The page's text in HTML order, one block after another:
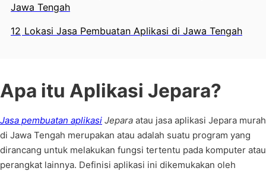
Jawa Tengah
12 Lokasi Jasa Pembuatan Aplikasi di Jawa Tengah
Apa itu Aplikasi Jepara?
Jasa pembuatan aplikasi Jepara atau jasa aplikasi Jepara murah
di Jawa Tengah merupakan atau adalah suatu program yang
dirancang untuk melakukan fungsi tertentu pada komputer atau
perangkat lainnya. Definisi aplikasi ini dikemukakan oleh